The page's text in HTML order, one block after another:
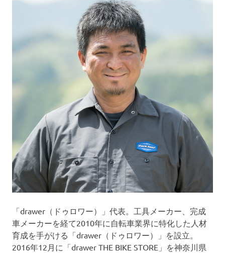
「drawer（ドゥロワー）」代表。工具メーカー、完成
車メーカーを経て2010年に自転車業界に特化した人材
育成を手がける「drawer（ドゥロワー）」を設立。
2016年12月に「drawer THE BIKE STORE」を神奈川県